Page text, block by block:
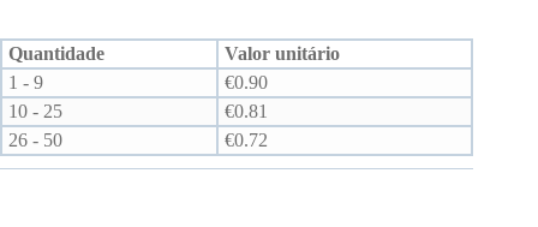
Quantidade
Valor unitário
1 - 9
€0.90
10 - 25
€0.81
26 - 50
€0.72